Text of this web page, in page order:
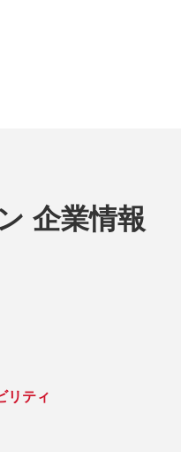
企業情報
リティ